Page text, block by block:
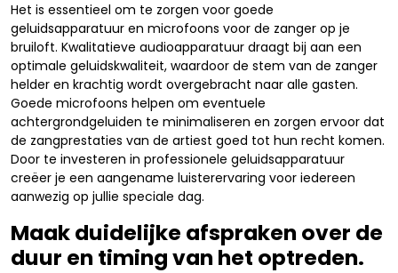
Het is essentieel om te zorgen voor goede
geluidsapparatuur en microfoons voor de zanger op je
bruiloft. Kwalitatieve audioapparatuur draagt bij aan een
optimale geluidskwaliteit, waardoor de stem van de zanger
helder en krachtig wordt overgebracht naar alle gasten.
Goede microfoons helpen om eventuele
achtergrondgeluiden te minimaliseren en zorgen ervoor dat
de zangprestaties van de artiest goed tot hun recht komen.
Door te investeren in professionele geluidsapparatuur
creëer je een aangename luisterervaring voor iedereen
aanwezig op jullie speciale dag.
Maak duidelijke afspraken over de
duur en timing van het optreden.